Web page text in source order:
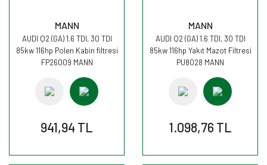
MANN
AUDI Q2 (GA) 1.6 TDI, 30 TDI
85kw 116hp Polen Kabin filtresi
FP26009 MANN
941,94 TL
MANN
AUDI Q2 (GA) 1.6 TDI, 30 TDI
85kw 116hp Yakıt Mazot Filtresi
PU8028 MANN
1.098,76 TL